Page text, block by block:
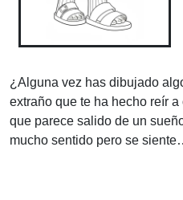
¿Alguna vez has dibujado
extraño que te ha hecho reír
que parece salido de un
mucho sentido pero se